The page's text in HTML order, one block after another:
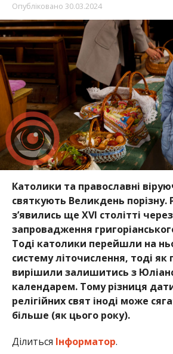
Опубліковано 30.03.2024
Католики та православні
святкують Великдень порізну.
з’явились ще XVI столітті через
запровадження
Тоді католики перейшли на
систему літочислення, тоді як
вирішили залишитись з
календарем. Тому різниця
релігійних свят іноді може
більше (як цього року).
Ділиться Інформатор.